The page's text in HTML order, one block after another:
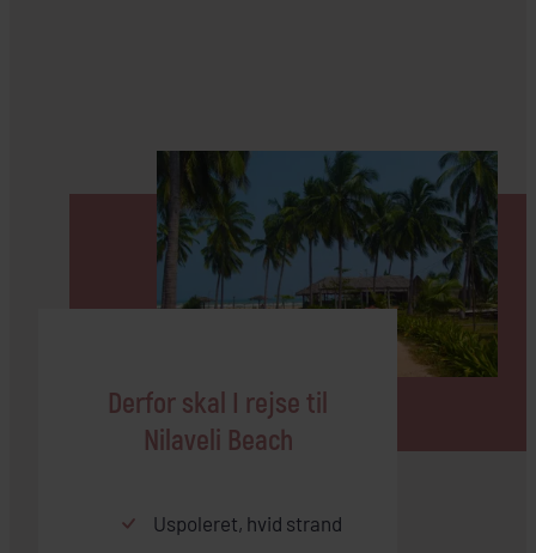
Derfor skal I rejse til
Nilaveli Beach
Uspoleret, hvid strand